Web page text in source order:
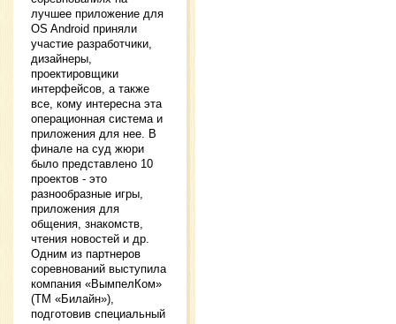
лучшее приложение для
OS Android приняли
участие разработчики,
дизайнеры,
проектировщики
интерфейсов, а также
все, кому интересна эта
операционная система и
приложения для нее. В
финале на суд жюри
было представлено 10
проектов - это
разнообразные игры,
приложения для
общения, знакомств,
чтения новостей и др.
Одним из партнеров
соревнований выступила
компания «ВымпелКом»
(ТМ «Билайн»),
подготовив специальный